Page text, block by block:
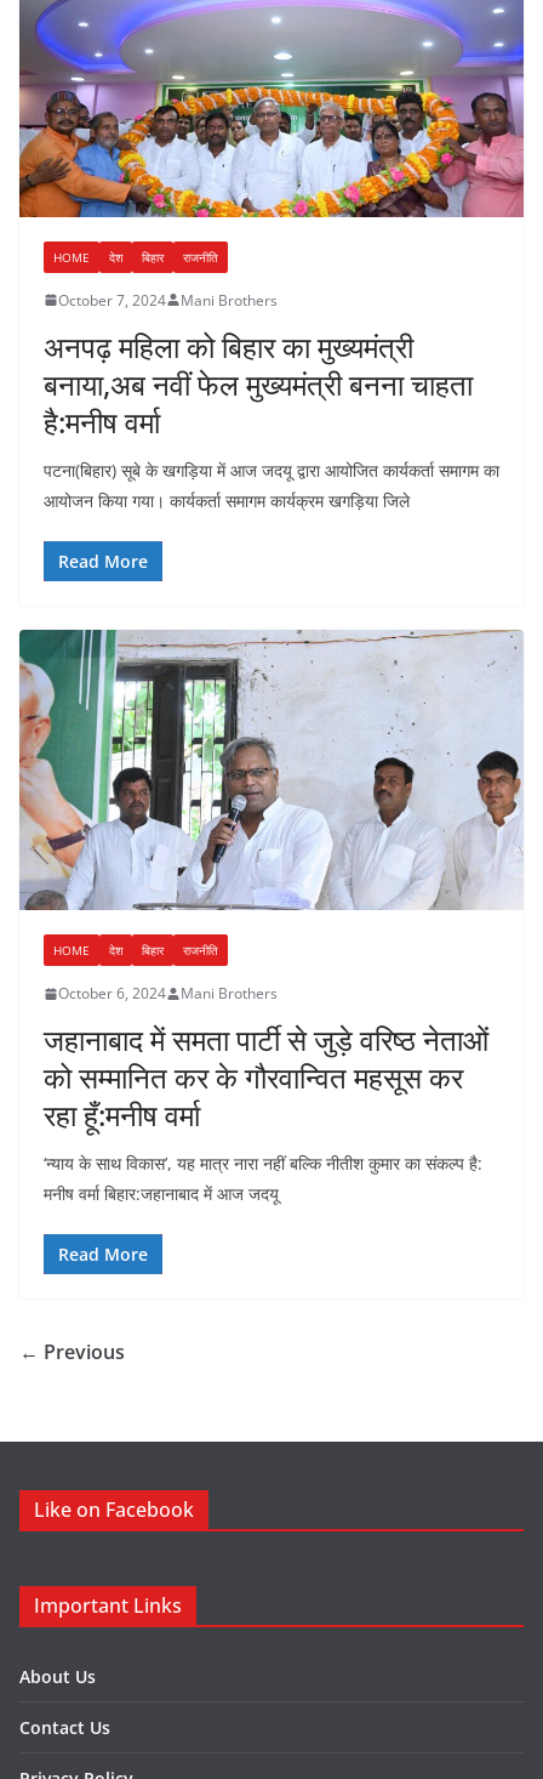
HOME देश बिहार राजनीति
October 7, 2024 Mani Brothers
अनपढ़ महिला को बिहार का मुख्यमंत्री
बनाया,अब नवीं फेल मुख्यमंत्री बनना चाहता
है:मनीष वर्मा
पटना(बिहार) सूबे के खगड़िया में आज जदयू द्वारा आयोजित कार्यकर्ता समागम का
आयोजन किया गया। कार्यकर्ता समागम कार्यक्रम खगड़िया जिले
Read More
HOME देश बिहार राजनीति
October 6, 2024 Mani Brothers
जहानाबाद में समता पार्टी से जुड़े वरिष्ठ नेताओं
को सम्मानित कर के गौरवान्वित महसूस कर
रहा हूँ:मनीष वर्मा
‘न्याय के साथ विकास’, यह मात्र नारा नहीं बल्कि नीतीश कुमार का संकल्प है:
मनीष वर्मा बिहार:जहानाबाद में आज जदयू
Read More
← Previous
Like on Facebook
Important Links
About Us
Contact Us